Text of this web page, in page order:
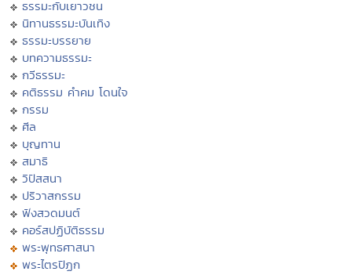
ธรรมะกับเยาวชน
นิทานธรรมะบันเทิง
ธรรมะบรรยาย
บทความธรรมะ
กวีธรรมะ
คติธรรม คำคม โดนใจ
กรรม
ศีล
บุญทาน
สมาธิ
วิปัสสนา
ปริวาสกรรม
ฟังสวดมนต์
คอร์สปฏิบัติธรรม
พระพุทธศาสนา
พระไตรปิฏก